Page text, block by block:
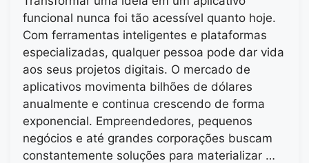
funcional nunca foi tão acessível quanto hoje.
Com ferramentas inteligentes e plataformas
especializadas, qualquer pessoa pode dar vida
aos seus projetos digitais. O mercado de
aplicativos movimenta bilhões de dólares
anualmente e continua crescendo de forma
exponencial. Empreendedores, pequenos
negócios e até grandes corporações buscam
constantemente soluções para materializar …